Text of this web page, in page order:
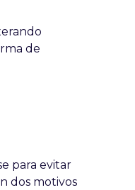
de
para evitar
dos motivos